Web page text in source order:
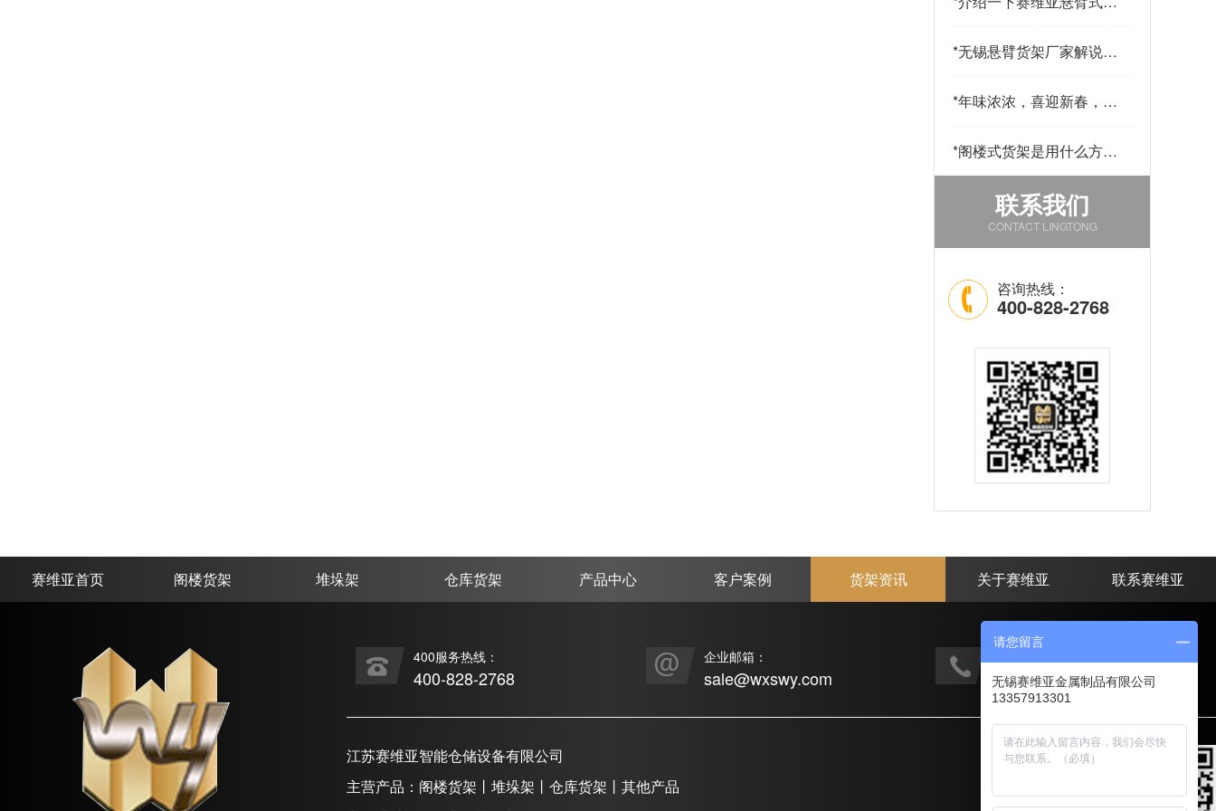
*无锡悬臂货架厂家解说悬
*年味浓浓，喜迎新春，公
*阁楼式货架是用什么方法
改善仓库中的环境的
联系我们
CONTACT LINGTONG
咨询热线：
400-828-2768
赛维亚首页 阁楼货架 堆垛架 仓库货架 产品中心 客户案例 货架资讯 关于赛维亚 联系赛维亚
400服务热线：
400-828-2768
企业邮箱：
sale@wxswy.com 133-5791-3301
江苏赛维亚智能仓储设备有限公司
主营产品：阁楼货架丨堆垛架丨仓库货架丨其他产品
请您留言
无锡赛维亚金属制品有限公司
13357913301